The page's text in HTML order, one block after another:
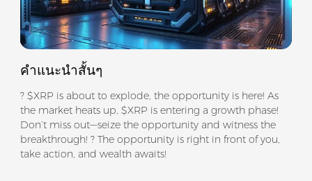
คำแนะนำสั้นๆ
? $XRP is about to explode, the opportunity is here! As
the market heats up, $XRP is entering a growth phase!
Don’t miss out—seize the opportunity and witness the
breakthrough! ? The opportunity is right in front of you,
take action, and wealth awaits!